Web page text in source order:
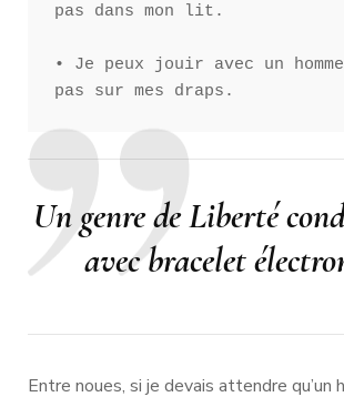
pas dans mon lit.
• Je peux jouir avec un
pas sur mes draps.
Un genre de Liberté
avec bracelet
Entre noues, si je devais attendre qu’un